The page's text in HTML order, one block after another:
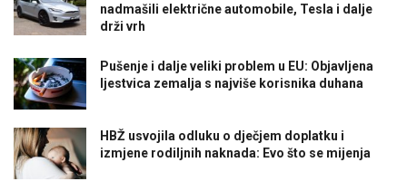
nadmašili električne automobile, Tesla i dalje
drži vrh
Pušenje i dalje veliki problem u EU: Objavljena
ljestvica zemalja s najviše korisnika duhana
HBŽ usvojila odluku o dječjem doplatku i
izmjene rodiljnih naknada: Evo što se mijenja